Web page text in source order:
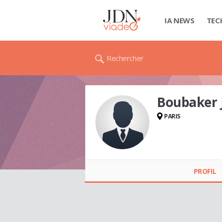
IA NEWS
Rechercher
Boubaker
PARIS
PROFIL